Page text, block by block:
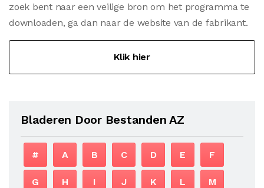
zoek bent naar een veilige bron om het programma te
downloaden, ga dan naar de website van de fabrikant.
Klik hier
Bladeren Door Bestanden AZ
# A B C D E F
G H I J K L M